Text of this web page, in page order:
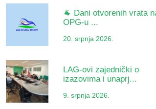
🐐 Dani otvorenih vrata
OPG-u ...
20. srpnja 2026.
LAG-ovi zajednički o
izazovima i unaprj...
9. srpnja 2026.